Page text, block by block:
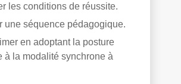
les conditions de réussite.
une séquence pédagogique.
en adoptant la posture
à la modalité synchrone à